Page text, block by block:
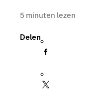
5 minuten lezen
Delen